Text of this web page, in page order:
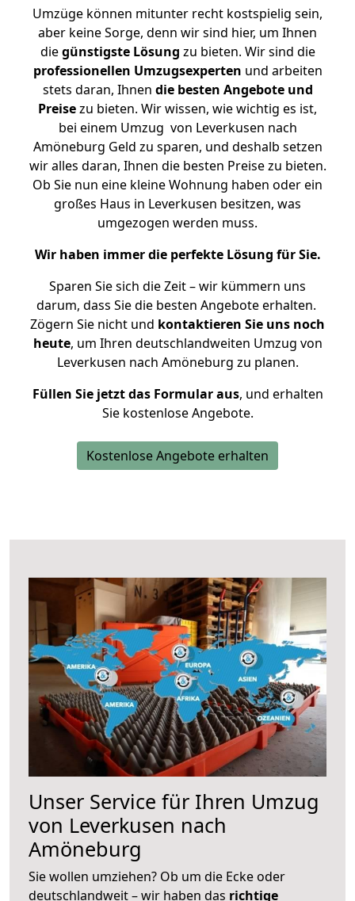
Umzüge können mitunter recht kostspielig sein,
aber keine Sorge, denn wir sind hier, um Ihnen
diegünstigste Lösung zu bieten. Wir sind die
professionellen Umzugsexperten und arbeiten
stets daran, Ihnen die besten Angebote und
Preisezu bieten. Wir wissen, wie wichtig es ist,
bei einem Umzug von Leverkusen nach
Amöneburg Geld zu sparen, und deshalb setzen
wir alles daran, Ihnen die besten Preise zu bieten.
Ob Sie nun eine kleine Wohnung haben oder ein
großes Haus in Leverkusen besitzen, was
umgezogen werden muss.
Wir haben immer die perfekte Lösung für Sie.
Sparen Sie sich die Zeit – wir kümmern uns
darum, dass Sie die besten Angebote erhalten.
Zögern Sie nicht und kontaktieren Sie uns noch
heute, um Ihren deutschlandweiten Umzug von
Leverkusen nach Amöneburg zu planen.
Füllen Sie jetzt das Formular aus, und erhalten
Sie kostenlose Angebote.
Kostenlose Angebote erhalten
Unser Service für Ihren Umzug
von Leverkusen nach
Amöneburg
Sie wollen umziehen? Ob um die Ecke oder
deutschlandweit – wir haben das richtige